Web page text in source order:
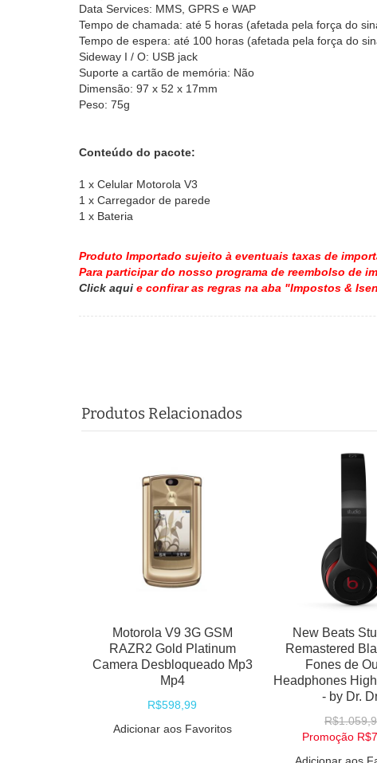
Data Services: MMS, GPRS e WAP
Tempo de chamada: até 5 horas (afetada pela força do
Tempo de espera: até 100 horas (afetada pela força do
Sideway I / O: USB jack
Suporte a cartão de memória: Não
Dimensão: 97 x 52 x 17mm
Peso: 75g
Conteúdo do pacote:
1 x Celular Motorola V3
1 x Carregador de parede
1 x Bateria
Produto Importado sujeito à eventuais taxas de
Para participar do nosso programa de reembolso de
Click aquie confirar as regras na aba "Impostos &
Produtos Relacionados
New Beats Studio 2.0
Remastered Black Preto
Fones de Ouvido
R$709,49
Motorola K1 Blue - GSM c/
Câmera 2.0MP c/ Zoom 8x,
Filmadora, MP3 Player,
Bluetooth Estéreo 2.0 - Azul
Adicionar aos Favoritos